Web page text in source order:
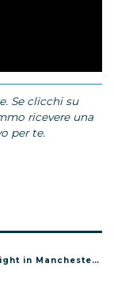
Se clicchi su
ricevere una
per te.
esce su Netflix e cosa sapere